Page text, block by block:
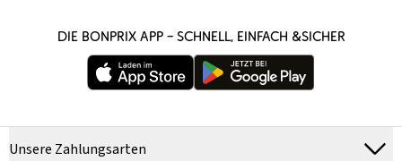
DIE BONPRIX APP – SCHNELL, EINFACH &SICHER
Unsere Zahlungsarten